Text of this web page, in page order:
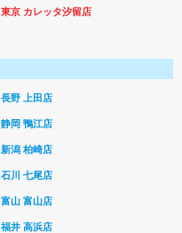
東京 カレッタ汐留店
長野 上田店
静岡 鴨江店
新潟 柏崎店
石川 七尾店
富山 富山店
福井 高浜店